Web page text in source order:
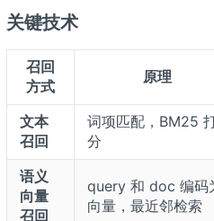
关键技术
召回
方式
原理
文本
召回
词项匹配，BM25
分
语义
向量
召回
query 和 doc 编码
向量，最近邻检索